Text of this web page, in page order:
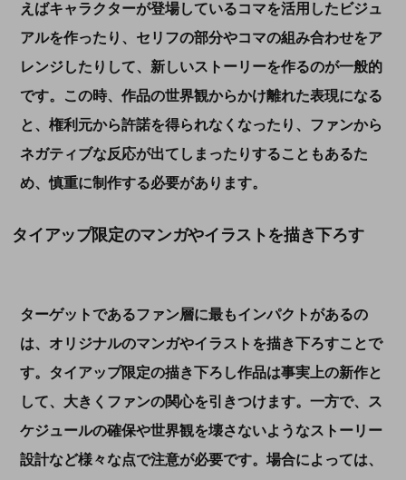
えばキャラクターが登場しているコマを活用したビジュ
アルを作ったり、セリフの部分やコマの組み合わせをア
レンジしたりして、新しいストーリーを作るのが一般的
です。この時、作品の世界観からかけ離れた表現になる
と、権利元から許諾を得られなくなったり、ファンから
ネガティブな反応が出てしまったりすることもあるた
め、慎重に制作する必要があります。
タイアップ限定のマンガやイラストを描き下ろす
ターゲットであるファン層に最もインパクトがあるの
は、オリジナルのマンガやイラストを描き下ろすことで
す。タイアップ限定の描き下ろし作品は事実上の新作と
して、大きくファンの関心を引きつけます。一方で、ス
ケジュールの確保や世界観を壊さないようなストーリー
設計など様々な点で注意が必要です。場合によっては、